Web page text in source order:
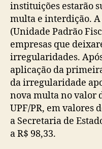
instituições estarão
multa e interdição. A
(Unidade Padrão
empresas que
irregularidades.
aplicação da
da irregularidade
nova multa no valor
UPF/PR, em valores
a Secretaria de
a R$ 98,33.